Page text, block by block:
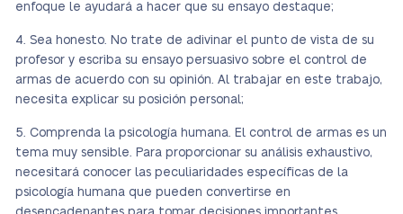
enfoque le ayudará a hacer que su ensayo destaque;
Sea honesto. No trate de adivinar el punto de vista de su
profesor y escriba su ensayo persuasivo sobre el control de
armas de acuerdo con su opinión. Al trabajar en este trabajo,
necesita explicar su posición personal;
Comprenda la psicología humana. El control de armas es un
tema muy sensible. Para proporcionar su análisis exhaustivo,
necesitará conocer las peculiaridades específicas de la
psicología humana que pueden convertirse en